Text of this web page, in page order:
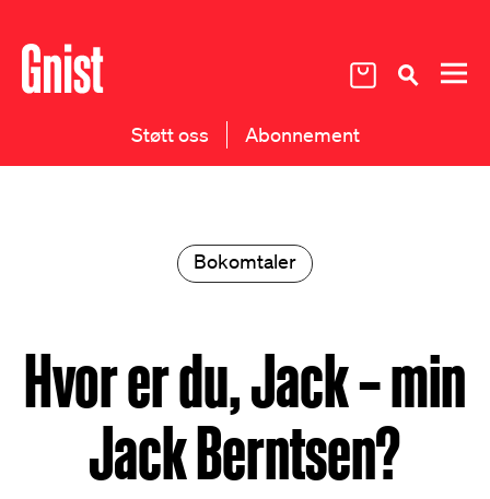
Støtt oss Abonnement
Bokomtaler
Hvor er du, Jack – min
Jack Berntsen?